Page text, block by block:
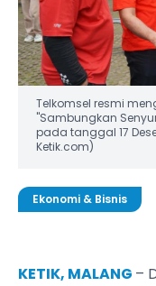
Telkomsel resmi
"Sambungkan
pada tanggal 17
Ketik.com)
Ekonomi & Bisnis
KETIK, MALANG –